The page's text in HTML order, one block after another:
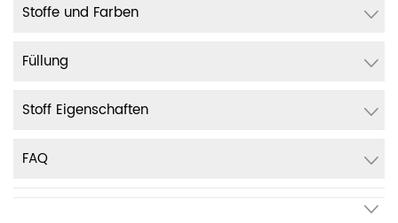
Stoffe und Farben
Füllung
Stoff Eigenschaften
FAQ